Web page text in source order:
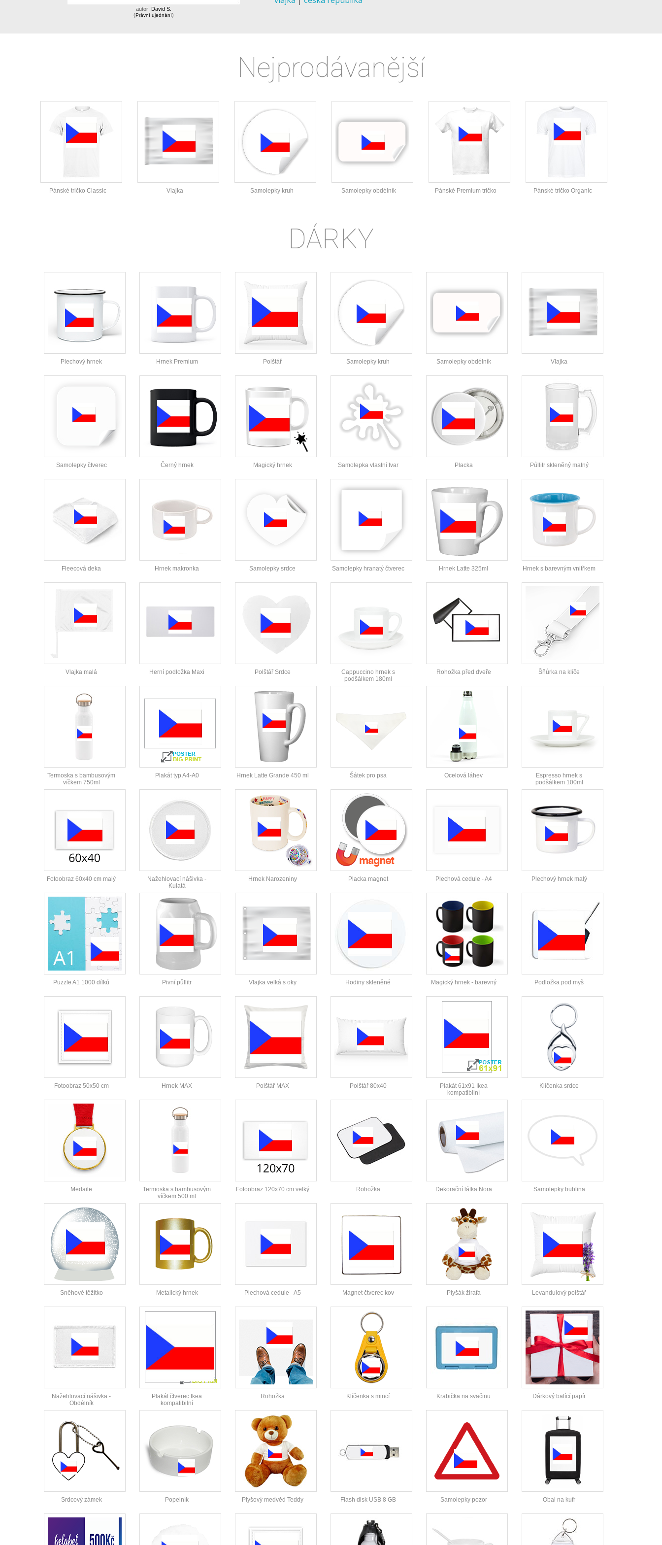
autor: David S.
(Právní ujednání)
Nejprodávanější
Pánské tričko Classic Vlajka Samolepky kruh Samolepky obdélník Pánské Premium tričko Pánské tričko Organic
DÁRKY
Plechový hrnek Hrnek Premium Polštář Samolepky kruh Samolepky obdélník Vlajka
Samolepky čtverec Černý hrnek Magický hrnek Samolepka vlastní tvar Placka Půllitr skleněný matný
Fleecová deka Hrnek makronka Samolepky srdce Samolepky hranatý čtverec Hrnek Latte 325ml Hrnek s barevným vnitřkem
Vlajka malá Herní podložka Maxi Polštář Srdce
Cappuccino hrnek s
podšálkem 180ml
Rohožka před dveře Šňůrka na klíče
Termoska s bambusovým
víčkem 750ml
Plakát typ A4-A0 Hrnek Latte Grande 450 ml Šátek pro psa Ocelová láhev
Espresso hrnek s
podšálkem 100ml
Fotoobraz 60x40 cm malý
Nažehlovací nášivka -
Kulatá
Hrnek Narozeniny Placka magnet Plechová cedule - A4 Plechový hrnek malý
Puzzle A1 1000 dílků Pivní půllitr Vlajka velká s oky Hodiny skleněné Magický hrnek - barevný Podložka pod myš
Fotoobraz 50x50 cm Hrnek MAX Polštář MAX Polštář 80x40
Plakát 61x91 Ikea
kompatibilní
Klíčenka srdce
Medaile
Termoska s bambusovým
víčkem 500 ml
Fotoobraz 120x70 cm velký Rohožka Dekorační látka Nora Samolepky bublina
Sněhové těžítko Metalický hrnek Plechová cedule - A5 Magnet čtverec kov Plyšák žirafa Levandulový polštář
Nažehlovací nášivka -
Obdélník
Plakát čtverec Ikea
kompatibilní
Rohožka Klíčenka s mincí Krabička na svačinu Dárkový balící papír
Srdcový zámek Popelník Plyšový medvěd Teddy Flash disk USB 8 GB Samolepky pozor Obal na kufr